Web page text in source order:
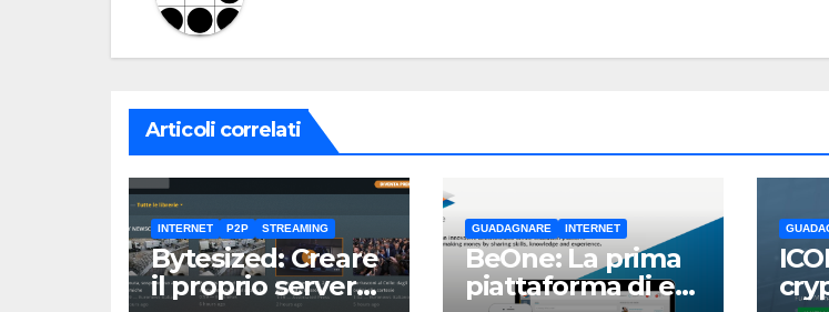
Articoli correlati
INTERNET P2P STREAMING
Bytesized: Creare
il proprio server
GUADAGNARE INTERNET
BeOne: La prima
piattaforma di e-